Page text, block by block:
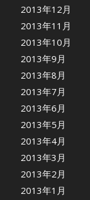
2013年12月
2013年11月
2013年10月
2013年9月
2013年8月
2013年7月
2013年6月
2013年5月
2013年4月
2013年3月
2013年2月
2013年1月